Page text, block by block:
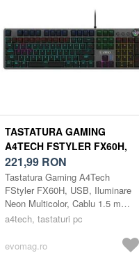
TASTATURA GAMING
A4TECH FSTYLER FX60H,
USB, ILUMINARE NEON
MULTICOLOR, CABLU 1.5 M
(NEGRU)
221,99 RON
Tastatura Gaming A4Tech
FStyler FX60H, USB, Iluminare
Neon Multicolor, Cablu 1.5 m
(Negru)
a4tech, tastaturi pc
evomag.ro